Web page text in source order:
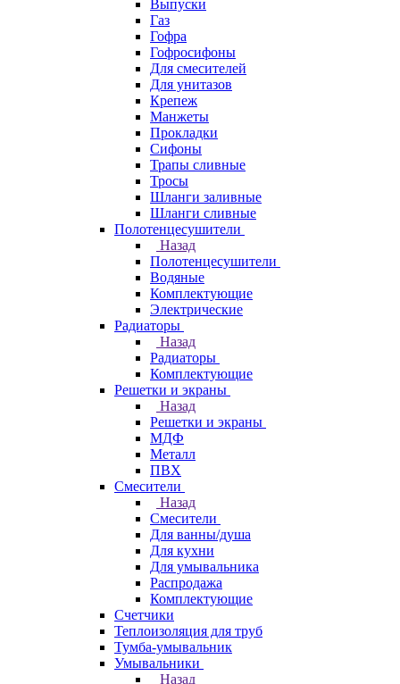
Выпуски
Газ
Гофра
Гофросифоны
Для смесителей
Для унитазов
Крепеж
Манжеты
Прокладки
Сифоны
Трапы сливные
Тросы
Шланги заливные
Шланги сливные
Полотенцесушители
Назад
Полотенцесушители
Водяные
Комплектующие
Электрические
Радиаторы
Назад
Радиаторы
Комплектующие
Решетки и экраны
Назад
Решетки и экраны
МДФ
Металл
ПВХ
Смесители
Назад
Смесители
Для ванны/душа
Для кухни
Для умывальника
Распродажа
Комплектующие
Счетчики
Теплоизоляция для труб
Тумба-умывальник
Умывальники
Назад